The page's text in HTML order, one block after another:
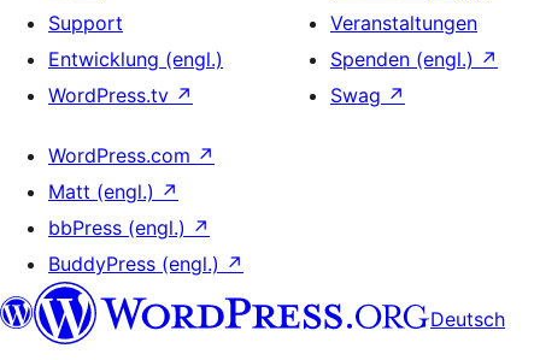
Support
Entwicklung (engl.)
WordPress.tv ↗
Veranstaltungen
Spenden (engl.) ↗
Swag ↗
WordPress.com ↗
Matt (engl.) ↗
bbPress (engl.) ↗
BuddyPress (engl.) ↗
Deutsch